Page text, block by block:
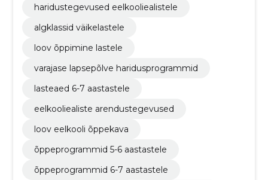
haridustegevused eelkooliealistele
algklassid väikelastele
loov õppimine lastele
varajase lapsepõlve haridusprogrammid
lasteaed 6-7 aastastele
eelkooliealiste arendustegevused
loov eelkooli õppekava
õppeprogrammid 5-6 aastastele
õppeprogrammid 6-7 aastastele